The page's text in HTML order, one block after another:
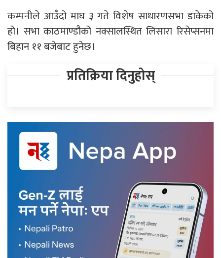
कम्पनीले आउँदो माघ ३ गते विशेष साधारणसभा डाकेको
हो। सभा काठमाण्डौको नक्सालस्थित लिसारा रिसेप्सनमा
बिहान ११ बजेबाट हुनेछ।
प्रतिक्रिया दिनुहोस्